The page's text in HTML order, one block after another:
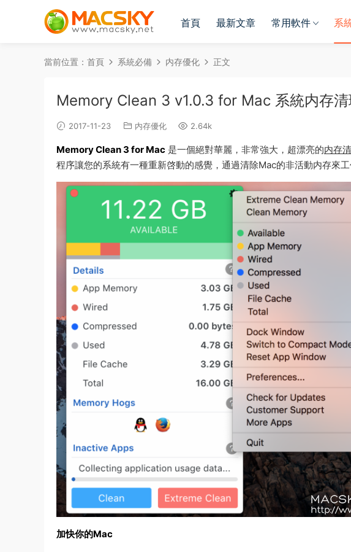
首頁 最新文章 常用軟件 系
當前位置： 首頁 系統必備 内存優化 正文
Memory Clean 3 v1.0.3 for Mac 系統内存
2017-11-23 内存優化 2.64k
Memory Clean 3 for Mac 是一個絕對華麗，非常強大，超漂亮的内存
程序讓您的系統有一種重新啓動的感覺，通過清除Mac的非活動内存來
加快你的Mac